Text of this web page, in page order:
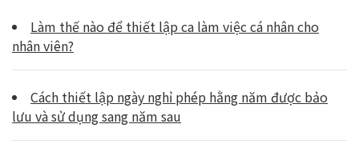
Làm thế nào để thiết lập ca làm việc cá nhân cho
nhân viên?
Cách thiết lập ngày nghỉ phép hằng năm được bảo
lưu và sử dụng sang năm sau